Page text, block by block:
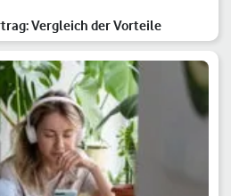
Vergleich der Vorteile